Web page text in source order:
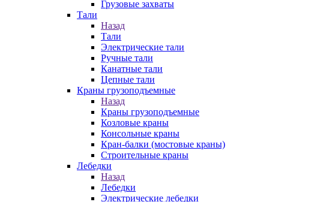
Грузовые захваты
Тали
Назад
Тали
Электрические тали
Ручные тали
Канатные тали
Цепные тали
Краны грузоподъемные
Назад
Краны грузоподъемные
Козловые краны
Консольные краны
Кран-балки (мостовые краны)
Строительные краны
Лебедки
Назад
Лебедки
Электрические лебедки